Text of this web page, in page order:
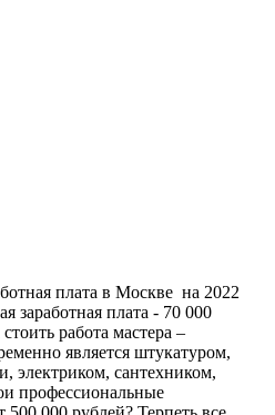
плата в Москве на 2022
заработная плата - 70 000
работа мастера –
является штукатуром,
электриком, сантехником,
профессиональные